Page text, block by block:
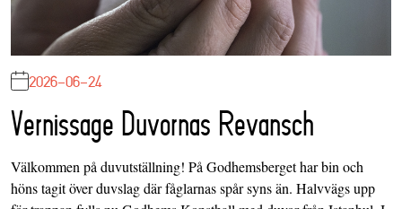
2026-06-24
Vernissage Duvornas Revansch
Välkommen på duvutställning! På Godhemsberget har bin och
höns tagit över duvslag där fåglarnas spår syns än. Halvvägs upp